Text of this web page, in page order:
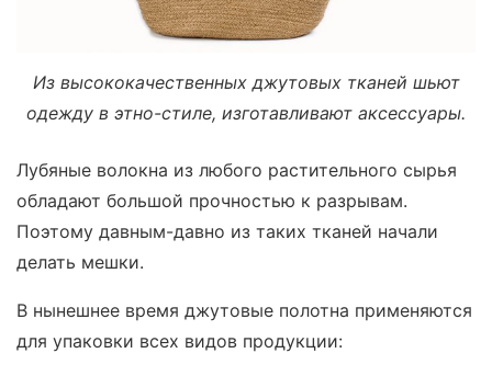
Из высококачественных джутовых тканей шьют
одежду в этно-стиле, изготавливают аксессуары.
Лубяные волокна из любого растительного сырья
обладают большой прочностью к разрывам.
Поэтому давным-давно из таких тканей начали
делать мешки.
В нынешнее время джутовые полотна применяются
для упаковки всех видов продукции: